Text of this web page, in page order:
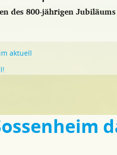
des 800-jährigen
aktuell